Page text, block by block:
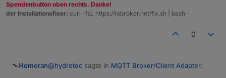
Spendenbutton oben rechts. Danke!
der Installationsfixer: curl -fsL https://iobroker.net/fix.sh | bash -
0
Homoran@hydrotec sagte in MQTT Broker/Client Adapter: